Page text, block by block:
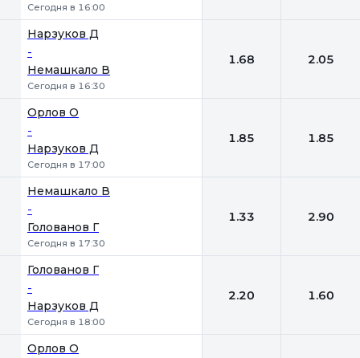
Сегодня в 16:00
Нарзуков Д
-
Немашкало В
Сегодня в 16:30
1.68 2.05
Орлов О
-
Нарзуков Д
Сегодня в 17:00
1.85 1.85
Немашкало В
-
Голованов Г
Сегодня в 17:30
1.33 2.90
Голованов Г
-
Нарзуков Д
Сегодня в 18:00
2.20 1.60
Орлов О